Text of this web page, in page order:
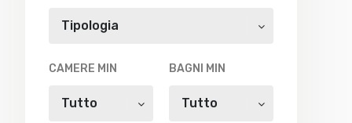
Tipologia
CAMERE MIN
Tutto
BAGNI MIN
Tutto